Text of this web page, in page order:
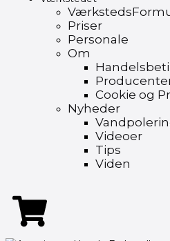
Priser
Personale
Om
Cookie og
Nyheder
Videoer
Tips
Viden